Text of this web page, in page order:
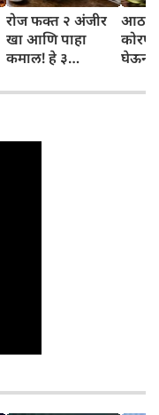
रोज फक्त २ अंजीर
खा आणि पाहा
कमाल! हे ३
तुम्हाला ठाऊक
घेऊन